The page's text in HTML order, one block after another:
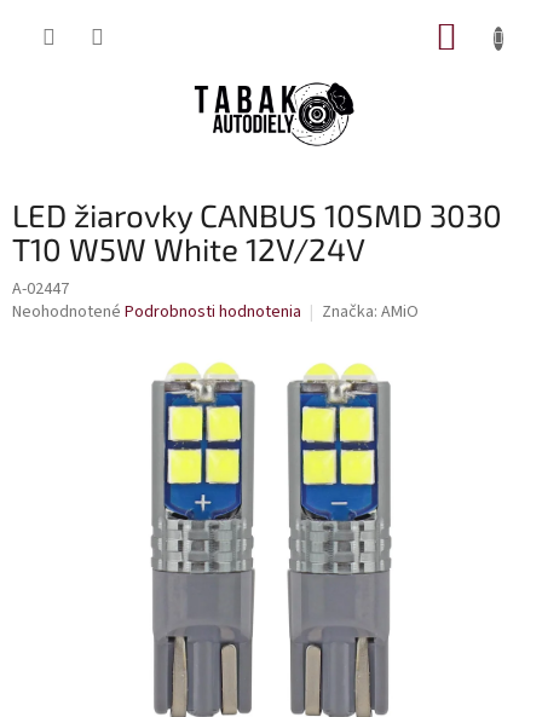
LED žiarovky CANBUS 10SMD 3030
T10 W5W White 12V/24V
A-02447
Priemerné
Neohodnotené Podrobnosti hodnotenia Značka: AMiO